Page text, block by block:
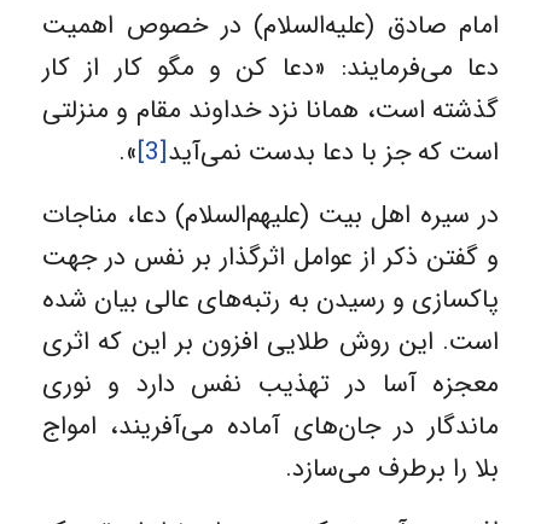
امام صادق (علیه‌السلام) در خصوص اهمیت
دعا می‌فرمایند: «دعا کن و مگو کار از کار
گذشته است، همانا نزد خداوند مقام و منزلتی
است که جز با دعا بدست نمی‌آید[3]
».
در سیره اهل بیت (علیهم‌السلام) دعا، مناجات
و گفتن ذکر از عوامل اثرگذار بر نفس در جهت
پاکسازی و رسیدن به رتبه‌های عالی بیان شده
است. این روش طلایی افزون بر این که اثری
معجزه آسا در تهذیب نفس دارد و نوری
ماندگار در جان‌های آماده می‌آفریند، امواج
بلا را برطرف می‌سازد.